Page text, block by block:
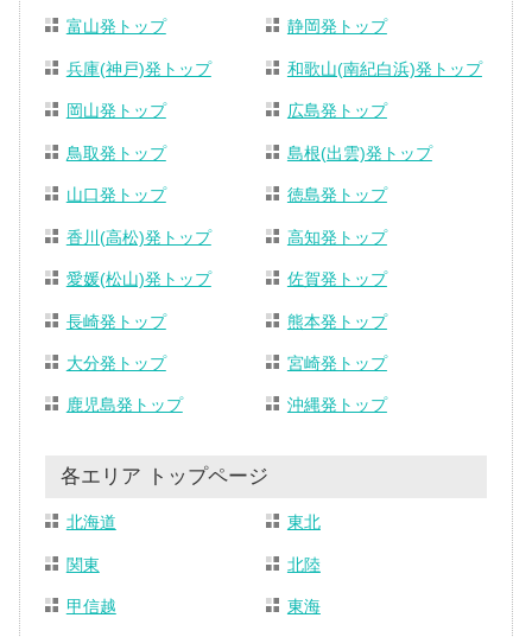
富山発トップ 静岡発トップ
兵庫(神戸)発トップ 和歌山(南紀白浜)発トップ
岡山発トップ 広島発トップ
鳥取発トップ 島根(出雲)発トップ
山口発トップ 徳島発トップ
香川(高松)発トップ 高知発トップ
愛媛(松山)発トップ 佐賀発トップ
長崎発トップ 熊本発トップ
大分発トップ 宮崎発トップ
鹿児島発トップ 沖縄発トップ
各エリア トップページ
北海道 東北
関東 北陸
甲信越 東海